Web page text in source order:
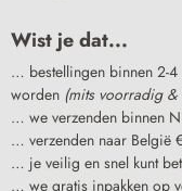
Wist je dat...
… bestellingen binnen 2-
worden (mits voorradig &
… we verzenden binnen
… verzenden naar België
… je veilig en snel kunt
… we gratis inpakken op